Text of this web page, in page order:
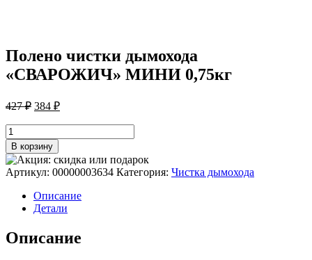
Полено чистки дымохода
«СВАРОЖИЧ» МИНИ 0,75кг
427₽ Первоначальная
составляла
427 ₽.
384 ₽Текущая
Количество
товара
Полено
чистки
дымохода
"СВАРОЖИЧ"
МИНИ
0,75кг
В корзину
Артикул: 00000003634 Категория: Чистка дымохода
Описание
Детали
Описание